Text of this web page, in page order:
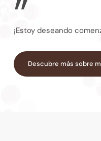
”
¡Estoy deseando
Descubre más sobre